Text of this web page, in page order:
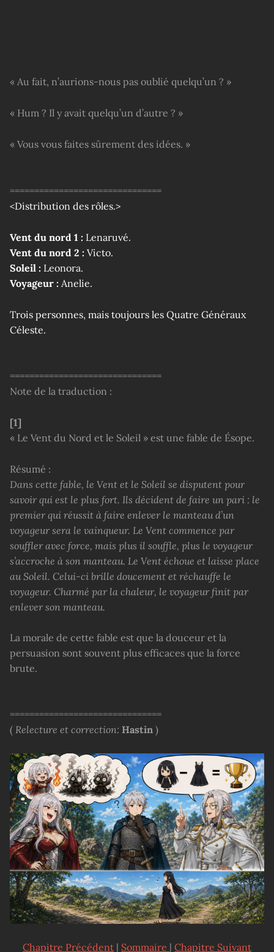
« Au fait, n’aurions-nous pas oublié quelqu’un ? »
« Hum ? Il y avait quelqu’un d’autre ? »
« Vous vous faites sûrement des idées. »
===============================
<Distribution des rôles.>
Vent du nord 1 : Lenaruvé.
Vent du nord 2 : Victo.
Soleil : Leonora.
Voyageur : Anelie.
Trois personnes, mais toujours les Quatre Généraux
Céleste.
===============================
Note de la traduction :
[1]
« Le Vent du Nord et le Soleil » est une fable de Ésope.
Résumé :
Dans cette fable, le Vent et le Soleil se disputent pour
savoir qui est le plus fort. Ils décident de faire un pari : le
premier qui réussit à faire enlever le manteau d’un
voyageur sera le vainqueur. Le Vent commence par
souffler avec force, mais plus il souffle, plus le voyageur
s’accroche à son manteau. Le Vent échoue et laisse place
au Soleil. Celui-ci brille doucement et réchauffe le
voyageur. Charmé par la chaleur, le voyageur finit par
enlever son manteau.
La morale de cette fable est que la douceur et la
persuasion sont souvent plus efficaces que la force
brute.
===============================
( Relecture et correction: Hastin )
Chapitre Précédent | Sommaire | Chapitre Suivant